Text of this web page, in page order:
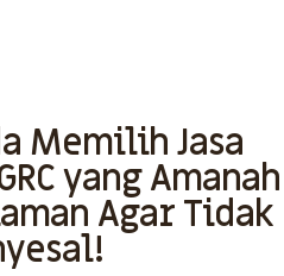
Memilih Jasa
yang Amanah
Agar Tidak